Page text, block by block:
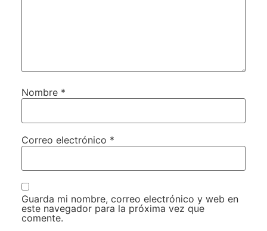
Nombre *
Correo electrónico *
Guarda mi nombre, correo electrónico y web en
este navegador para la próxima vez que
comente.